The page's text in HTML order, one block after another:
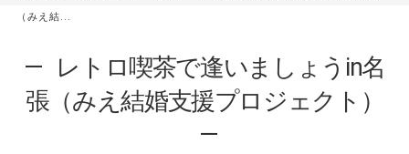
（みえ結...
レトロ喫茶で逢いましょうin名
張（みえ結婚支援プロジェクト）